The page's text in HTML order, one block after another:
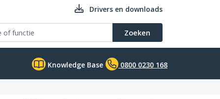
Drivers en downloads
Zoeken
Knowledge Base 0800 0230 168